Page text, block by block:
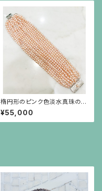
楕円形のピンク色淡水真珠の16
連ブレスレット、シルバー金具
¥55,000